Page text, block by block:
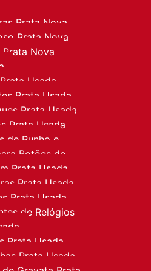
Prata Nova
Prata Nova
Prata Nova
Usada
Prata Usada
Prata Usada
Prata Usada
de Punho e
Botões de
Prata Usada
Prata Usada
Prata Usada
de Relógios
Prata Usada
Prata Usada